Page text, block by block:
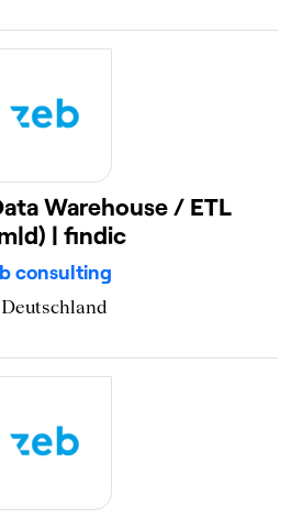
Warehouse / ETL
| findic
consulting
Deutschland